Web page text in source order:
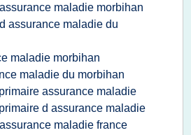
maladie morbihan
assurance maladie du
maladie morbihan
maladie du morbihan
assurance maladie
d assurance maladie
maladie france